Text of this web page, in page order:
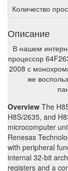
Количество
Описание
В нашем
процессор
2008 с
же
Overview The
H8S/2635, and
microcomputer
Renesas
with peripheral
internal 32-bit
registers and a